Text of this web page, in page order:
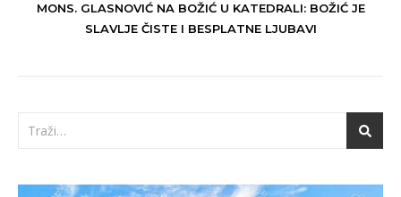
MONS. GLASNOVIĆ NA BOŽIĆ U KATEDRALI: BOŽIĆ JE
SLAVLJE ČISTE I BESPLATNE LJUBAVI